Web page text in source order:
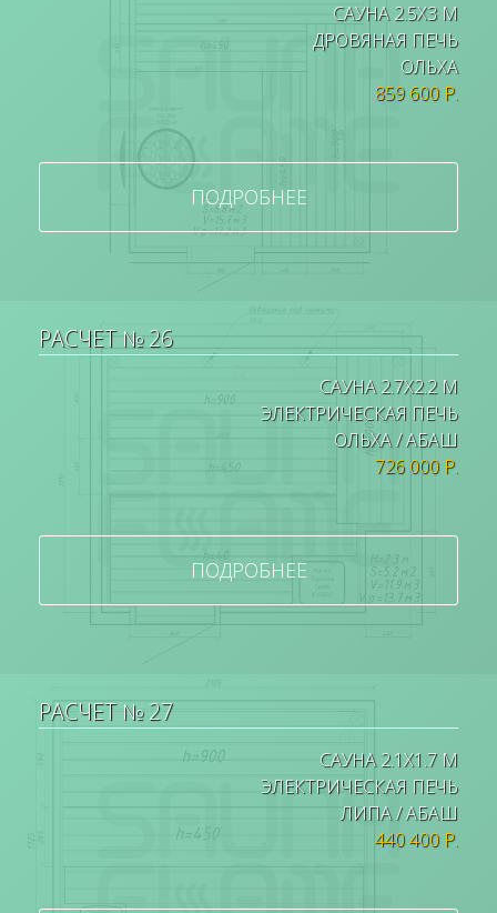
САУНА 2.5Х3 М
ДРОВЯНАЯ ПЕЧЬ
ОЛЬХА
859 600 Р.
ПОДРОБНЕЕ
РАСЧЕТ № 26
САУНА 2.7Х2.2 М
ЭЛЕКТРИЧЕСКАЯ ПЕЧЬ
ОЛЬХА / АБАШ
726 000 Р.
ПОДРОБНЕЕ
РАСЧЕТ № 27
САУНА 2.1Х1.7 М
ЭЛЕКТРИЧЕСКАЯ ПЕЧЬ
ЛИПА / АБАШ
440 400 Р.